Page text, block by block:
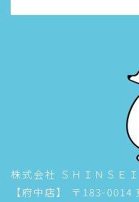
株式会社 ＳＨＩＮＳＥＩ
【府中店】 〒183-